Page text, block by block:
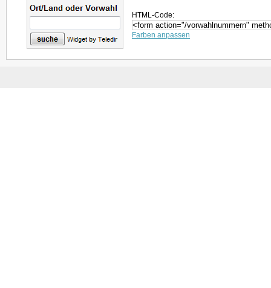
HTML-Code:
Farben anpassen